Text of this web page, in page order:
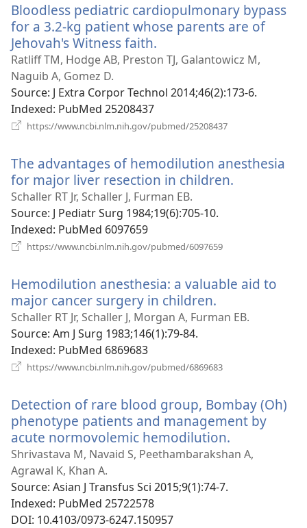
вікні)
Bloodless pediatric cardiopulmonary bypass
for a 3.2-kg patient whose parents are of
Jehovah's Witness faith.
у
вікні)
Ratliff TM, Hodge AB, Preston TJ, Galantowicz M,
Naguib A, Gomez D.
Source‎: J Extra Corpor Technol 2014;46(2):173-6.
Indexed‎: PubMed 25208437
https://www.ncbi.nlm.nih.gov/pubmed/25208437
вікні)
The advantages of hemodilution anesthesia
for major liver resection in children.
Schaller RT Jr, Schaller J, Furman EB.
Source‎: J Pediatr Surg 1984;19(6):705-10.
Indexed‎: PubMed 6097659
https://www.ncbi.nlm.nih.gov/pubmed/6097659
вікні)
Hemodilution anesthesia: a valuable aid to
major cancer surgery in children.
у
Schaller RT Jr, Schaller J, Morgan A, Furman EB.
Source‎: Am J Surg 1983;146(1):79-84.
Indexed‎: PubMed 6869683
https://www.ncbi.nlm.nih.gov/pubmed/6869683
вікні)
Detection of rare blood group, Bombay (Oh)
phenotype patients and management by
acute normovolemic hemodilution.
у
Shrivastava M, Navaid S, Peethambarakshan A,
Agrawal K, Khan A.
Source‎: Asian J Transfus Sci 2015;9(1):74-7.
Indexed‎: PubMed 25722578
DOI‎: 10.4103/0973-6247.150957